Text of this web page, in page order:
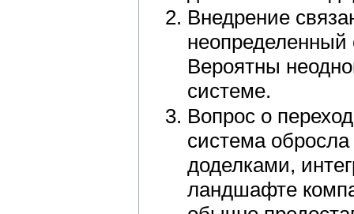
Внедрение
неопределенный
Вероятны
системе.
Вопрос о
система
доделками,
ландшафте